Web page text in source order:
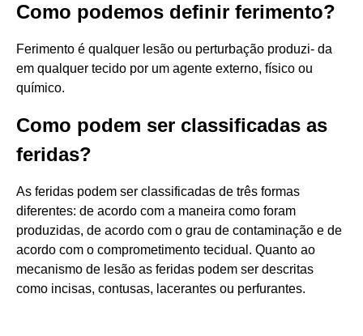
Como podemos definir ferimento?
Ferimento é qualquer lesão ou perturbação produzi- da
em qualquer tecido por um agente externo, físico ou
químico.
Como podem ser classificadas as
feridas?
As feridas podem ser classificadas de três formas
diferentes: de acordo com a maneira como foram
produzidas, de acordo com o grau de contaminação e de
acordo com o comprometimento tecidual. Quanto ao
mecanismo de lesão as feridas podem ser descritas
como incisas, contusas, lacerantes ou perfurantes.